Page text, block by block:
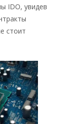
IDO, увидев
стоит